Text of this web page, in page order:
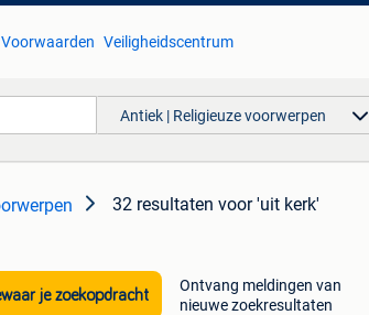
Voorwaarden Veiligheidscentrum
Antiek | Religieuze voorwerpen
32 resultaten voor 'uit kerk'
je zoekopdracht
Ontvang meldingen van
nieuwe zoekresultaten